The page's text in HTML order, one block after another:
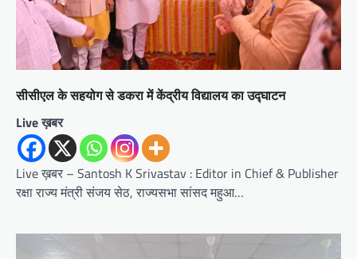
सीसीएल के सहयोग से डकरा में केंद्रीय विद्यालय का उद्घाटन
Live ख़बर
Live ख़बर – Santosh K Srivastav : Editor in Chief & Publisher
रक्षा राज्य मंत्री संजय सेठ, राज्यसभा सांसद महुआ…